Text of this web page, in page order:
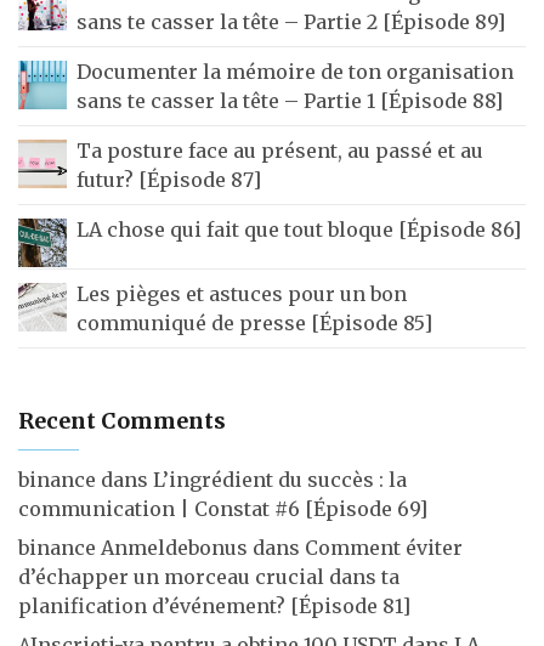
sans te casser la tête – Partie 2 [Épisode 89]
Documenter la mémoire de ton organisation
sans te casser la tête – Partie 1 [Épisode 88]
Ta posture face au présent, au passé et au
futur? [Épisode 87]
LA chose qui fait que tout bloque [Épisode 86]
Les pièges et astuces pour un bon
communiqué de presse [Épisode 85]
Recent Comments
binance dans L’ingrédient du succès : la
communication | Constat #6 [Épisode 69]
binance Anmeldebonus dans Comment éviter
d’échapper un morceau crucial dans ta
planification d’événement? [Épisode 81]